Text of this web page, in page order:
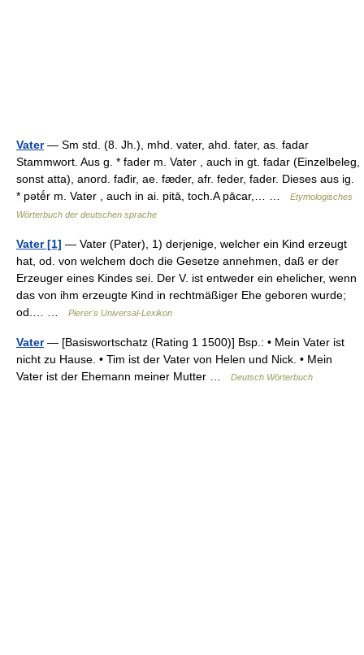
Vater— Sm std. (8. Jh.), mhd. vater, ahd. fater, as. fadar
Stammwort. Aus g. * fader m. Vater , auch in gt. fadar (Einzelbeleg,
sonst atta), anord. fađir, ae. fæder, afr. feder, fader. Dieses aus ig.
* pətḗr m. Vater , auch in ai. pitā, toch.A pācar,… …
Etymologisches
Wörterbuch der deutschen sprache
Vater [1] — Vater (Pater), 1) derjenige, welcher ein Kind erzeugt
hat, od. von welchem doch die Gesetze annehmen, daß er der
Erzeuger eines Kindes sei. Der V. ist entweder ein ehelicher, wenn
das von ihm erzeugte Kind in rechtmäßiger Ehe geboren wurde;
od.… …
Pierer's Universal-Lexikon
Vater— [Basiswortschatz (Rating 1 1500)] Bsp.: • Mein Vater ist
nicht zu Hause. • Tim ist der Vater von Helen und Nick. • Mein
Vater ist der Ehemann meiner Mutter …
Deutsch Wörterbuch